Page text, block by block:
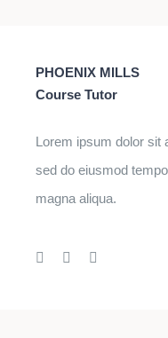
PHOENIX MILLS
Course Tutor
Lorem ipsum dolor sit
sed do eiusmod
magna aliqua.